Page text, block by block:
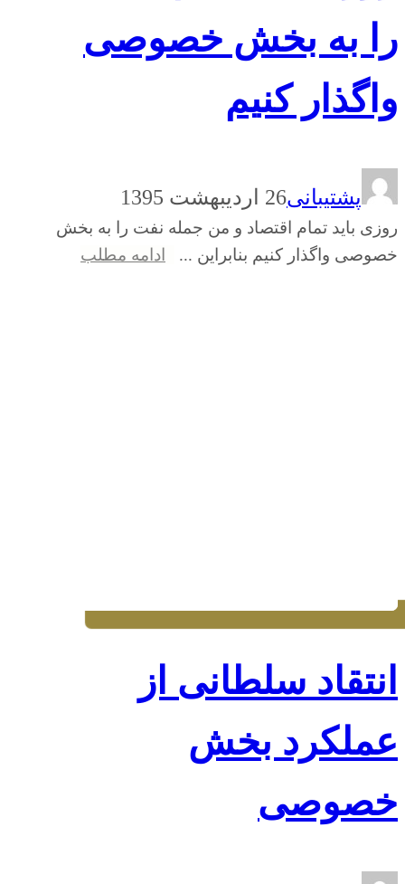
را به بخش خصوصی
واگذار کنیم
پشتیبانی26 اردیبهشت 1395
روزی باید تمام اقتصاد و من جمله نفت را به بخش
خصوصی واگذار کنیم بنابراین ...
ادامه مطلب
انتقاد سلطانی از
عملکرد بخش
خصوصی